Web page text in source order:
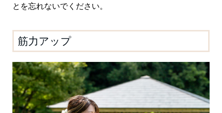
とを忘れないでください。
筋力アップ